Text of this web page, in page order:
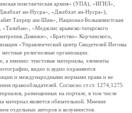
повстанческая армия» (УПА), «ИГИЛ»,
ан-Нусра», «Джебхат ан-Нусра»),
Тахрир аш-Шам», Национал-Большевистская
«Меджлис крымско-татарского
Дивижн», «Братство» Корчинского,
«Управленческий центр Свидетелей Иеговы
религиозные организации.
а именно: текстовые материалы, элементы
видео и аудио охраняются
и международными нормами права и не
правообладателей. Согласно ст.ст. 1274,1275
размещенных на портале, в том числе
материал является обязательной. Мнение
отдельных авторов и колумнистов.